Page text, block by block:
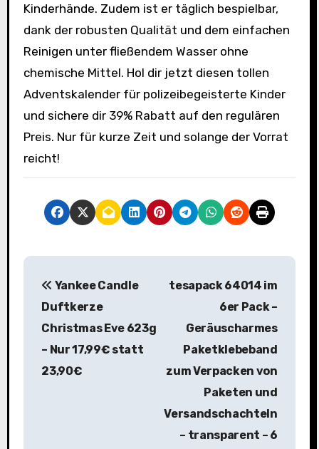
Kinderhände. Zudem ist er täglich bespielbar,
dank der robusten Qualität und dem einfachen
Reinigen unter fließendem Wasser ohne
chemische Mittel. Hol dir jetzt diesen tollen
Adventskalender für polizeibegeisterte Kinder
und sichere dir 39% Rabatt auf den regulären
Preis. Nur für kurze Zeit und solange der Vorrat
reicht!
B
Yankee Candle
Duftkerze
Christmas Eve 623g
– Nur 17,99€ statt
23,90€
tesapack 64014 im
6er Pack –
Geräuscharmes
Paketklebeband
zum Verpacken von
Paketen und
Versandschachteln
– transparent – 6